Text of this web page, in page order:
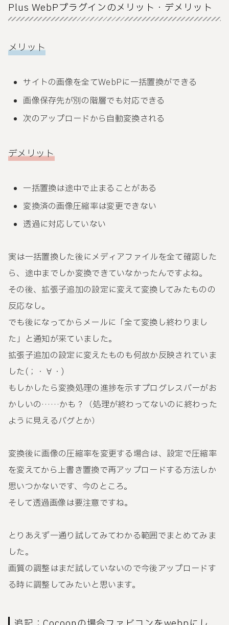
Plus WebPプラグインのメリット・デメリット
メリット
サイトの画像を全てWebPに一括置換ができる
画像保存先が別の階層でも対応できる
次のアップロードから自動変換される
デメリット
一括置換は途中で止まることがある
変換済の画像圧縮率は変更できない
透過に対応していない
実は一括置換した後にメディアファイルを全て確認した
ら、途中までしか変換できていなかったんですよね。
その後、拡張子追加の設定に変えて変換してみたものの
反応なし。
でも後になってからメールに「全て変換し終わりまし
た」と通知が来ていました。
拡張子追加の設定に変えたものも何故か反映されていま
した(；・∀・)
もしかしたら変換処理の進捗を示すプログレスバーがお
かしいの……かも？（処理が終わってないのに終わった
ように見えるバグとか）
変換後に画像の圧縮率を変更する場合は、設定で圧縮率
を変えてから上書き置換で再アップロードする方法しか
思いつかないです、今のところ。
そして透過画像は要注意ですね。
とりあえず一通り試してみてわかる範囲でまとめてみま
した。
画質の調整はまだ試していないので今後アップロードす
る時に調整してみたいと思います。